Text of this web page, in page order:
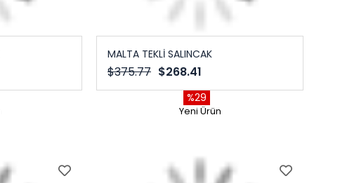
MALTA TEKLİ SALINCAK
$268.41
$375.77
%29
Yeni Ürün